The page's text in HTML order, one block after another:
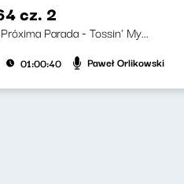
cz. 2
Parada - Tossin' My...
01:00:40 Paweł Orlikowski